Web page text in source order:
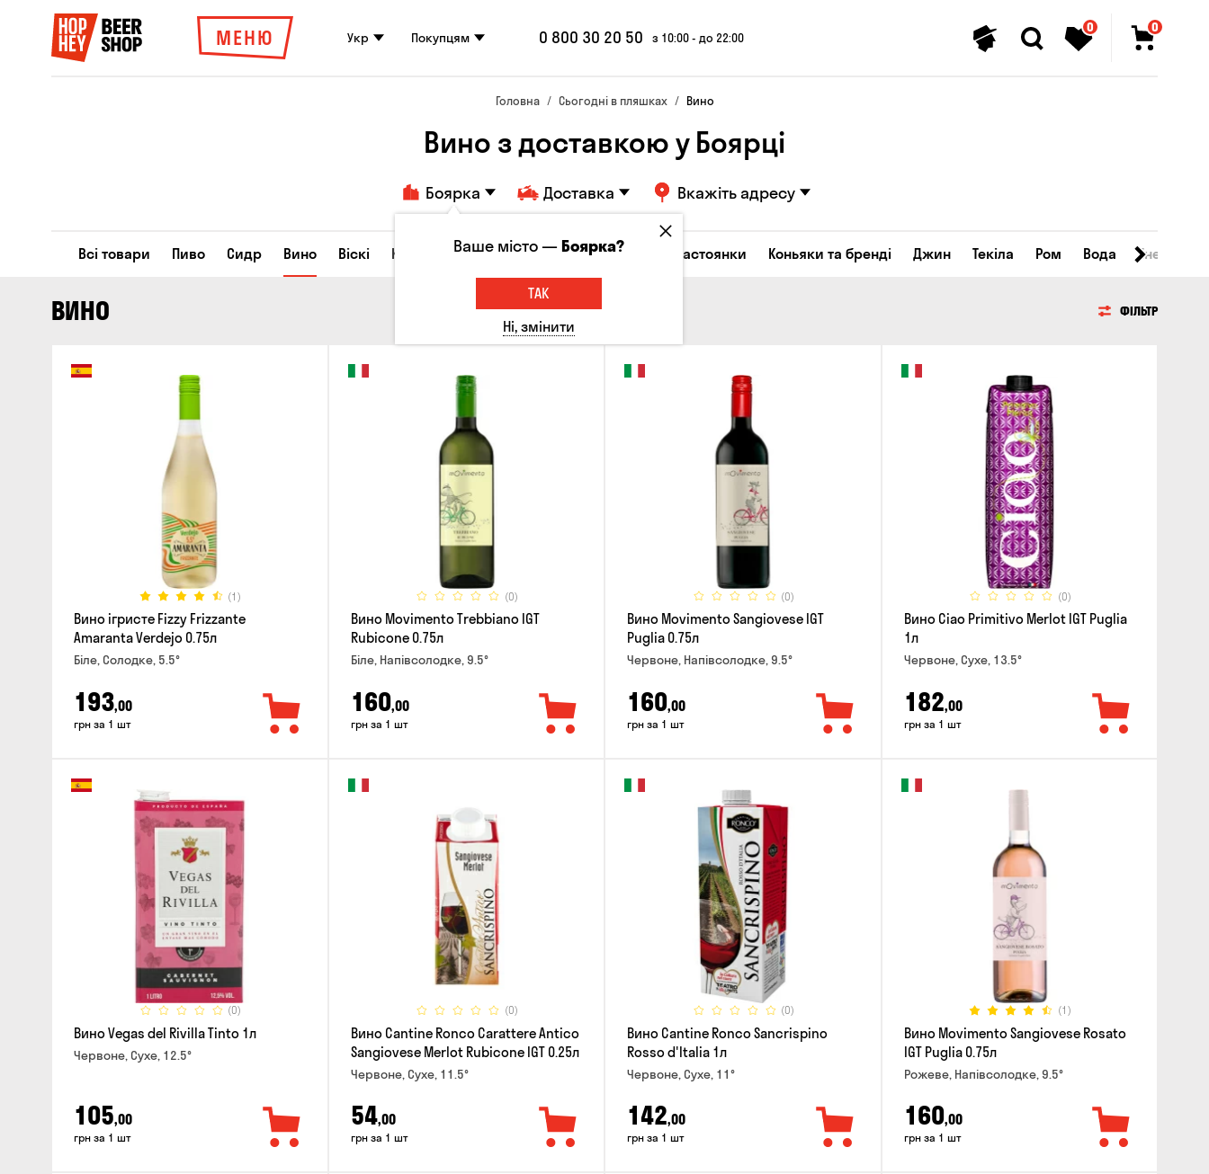
МЕНЮ Укр Покупцям 0 800 30 20 50 з 10:00 - до 22:00
0 0
Головна Сьогодні в пляшках Вино
Вино з доставкою у Боярці
Боярка Доставка Вкажіть адресу
Всі товари Пиво Сидр Вино Віскі Коктейлі Горілка Соджу Лікери та настоянки Коньяки та бренді Джин Текіла Ром Вода
ВИНО ФІЛЬТР
(1)
Вино ігристе Fizzy Frizzante
Amaranta Verdejo 0.75л
Біле, Солодке, 5.5°
193,00
грн за 1 шт
(0)
Вино Movimento Trebbiano IGT
Rubicone 0.75л
Біле, Напівсолодке, 9.5°
160,00
грн за 1 шт
(0)
Вино Movimento Sangiovese IGT
Puglia 0.75л
Червоне, Напівсолодке, 9.5°
160,00
грн за 1 шт
(0)
Вино Ciao Primitivo Merlot IGT Puglia
1л
Червоне, Сухе, 13.5°
182,00
грн за 1 шт
(0)
Вино Vegas del Rivilla Tinto 1л
Червоне, Сухе, 12.5°
105,00
грн за 1 шт
(0)
Вино Cantine Ronco Carattere Antico
Sangiovese Merlot Rubicone IGT 0.25л
Червоне, Сухе, 11.5°
54,00
грн за 1 шт
(0)
Вино Cantine Ronco Sancrispino
Rosso d'Italia 1л
Червоне, Сухе, 11°
142,00
грн за 1 шт
(1)
Вино Movimento Sangiovese Rosato
IGT Puglia 0.75л
Рожеве, Напівсолодке, 9.5°
160,00
грн за 1 шт
Ваше місто —Боярка?
ТАК
Ні, змінити